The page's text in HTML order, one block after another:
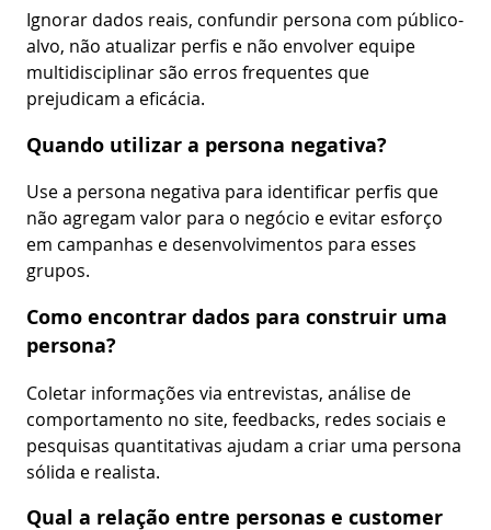
Ignorar dados reais, confundir persona com público-
alvo, não atualizar perfis e não envolver equipe
multidisciplinar são erros frequentes que
prejudicam a eficácia.
Quando utilizar a persona negativa?
Use a persona negativa para identificar perfis que
não agregam valor para o negócio e evitar esforço
em campanhas e desenvolvimentos para esses
grupos.
Como encontrar dados para construir uma
persona?
Coletar informações via entrevistas, análise de
comportamento no site, feedbacks, redes sociais e
pesquisas quantitativas ajudam a criar uma persona
sólida e realista.
Qual a relação entre personas e customer